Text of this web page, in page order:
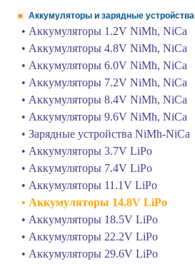
Аккумуляторы и зарядные устройства
• Аккумуляторы 1.2V NiMh, NiCa
• Аккумуляторы 4.8V NiMh, NiCa
• Аккумуляторы 6.0V NiMh, NiCa
• Аккумуляторы 7.2V NiMh, NiCa
• Аккумуляторы 8.4V NiMh, NiCa
• Аккумуляторы 9.6V NiMh, NiCa
• Зарядные устройства NiMh-NiCa
• Аккумуляторы 3.7V LiPo
• Аккумуляторы 7.4V LiPo
• Аккумуляторы 11.1V LiPo
• Аккумуляторы 14.8V LiPo
• Аккумуляторы 18.5V LiPo
• Аккумуляторы 22.2V LiPo
• Аккумуляторы 29.6V LiPo